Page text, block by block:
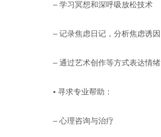
– 学习冥想和深呼吸放松技术
– 记录焦虑日记，分析焦虑诱因
– 通过艺术创作等方式表达情绪
• 寻求专业帮助：
– 心理咨询与治疗